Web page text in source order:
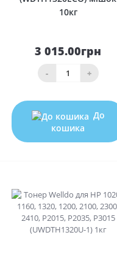
10кг
3 015.00грн
- +
До
кошика